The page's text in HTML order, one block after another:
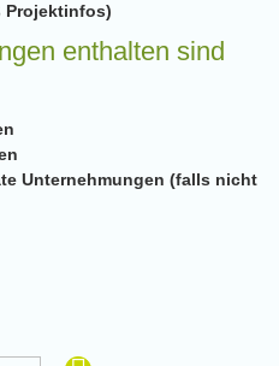
Projektinfos)
enthalten sind
Unternehmungen (falls nicht